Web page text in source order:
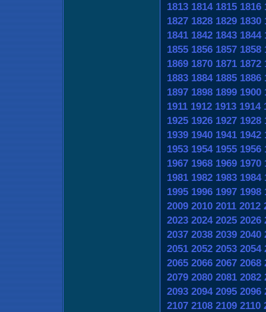
1813 1814 1815 1816
1827 1828 1829 1830
1841 1842 1843 1844
1855 1856 1857 1858
1869 1870 1871 1872
1883 1884 1885 1886
1897 1898 1899 1900
1911 1912 1913 1914
1925 1926 1927 1928
1939 1940 1941 1942
1953 1954 1955 1956
1967 1968 1969 1970
1981 1982 1983 1984
1995 1996 1997 1998
2009 2010 2011 2012
2023 2024 2025 2026
2037 2038 2039 2040
2051 2052 2053 2054
2065 2066 2067 2068
2079 2080 2081 2082
2093 2094 2095 2096
2107 2108 2109 2110